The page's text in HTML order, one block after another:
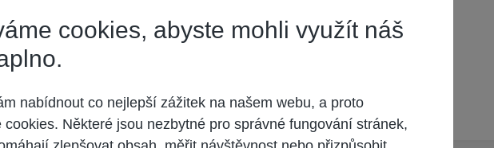
flash na DVB-C.
cookies, abyste mohli využít náš
nabídnout co nejlepší zážitek na našem webu, a proto
cookies. Některé jsou nezbytné pro správné fungování stránek,